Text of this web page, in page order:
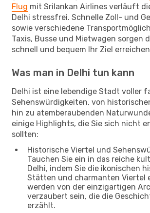
Flug mit Srilankan Airlines verläuft
Delhi stressfrei. Schnelle Zoll- und
sowie verschiedene
Taxis, Busse und Mietwagen sorgen
schnell und bequem Ihr Ziel
Was man in Delhi tun kann
Delhi ist eine lebendige Stadt voller
Sehenswürdigkeiten, von
hin zu atemberaubenden
einige Highlights, die Sie sich nicht
sollten:
Historische Viertel und
Tauchen Sie ein in das reiche
Delhi, indem Sie die ikonischen
Stätten und charmanten Viertel
werden von der einzigartigen
verzaubert sein, die die
erzählt.